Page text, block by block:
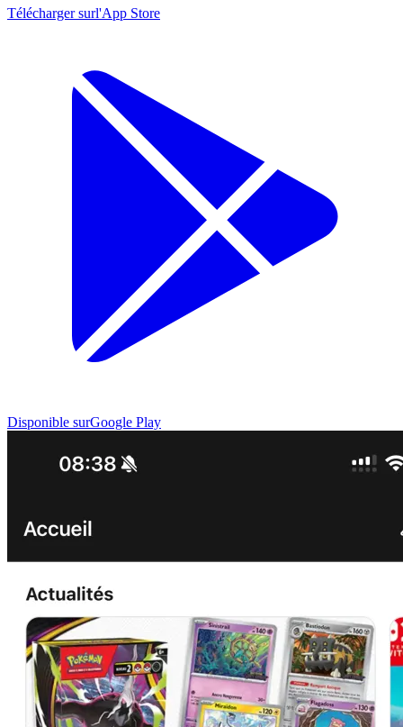
Télécharger surl'App Store
Disponible surGoogle Play